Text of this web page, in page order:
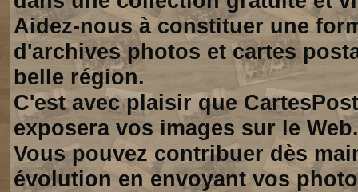
Aidez-nous à constituer une
d'archives photos et cartes
belle région.
C'est avec plaisir que
exposera vos images sur le Web.
Vous pouvez contribuer dès
évolution en envoyant vos